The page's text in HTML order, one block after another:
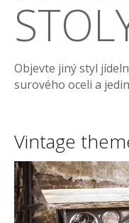
Objevte jiný styl
surového oceli a
Vintage